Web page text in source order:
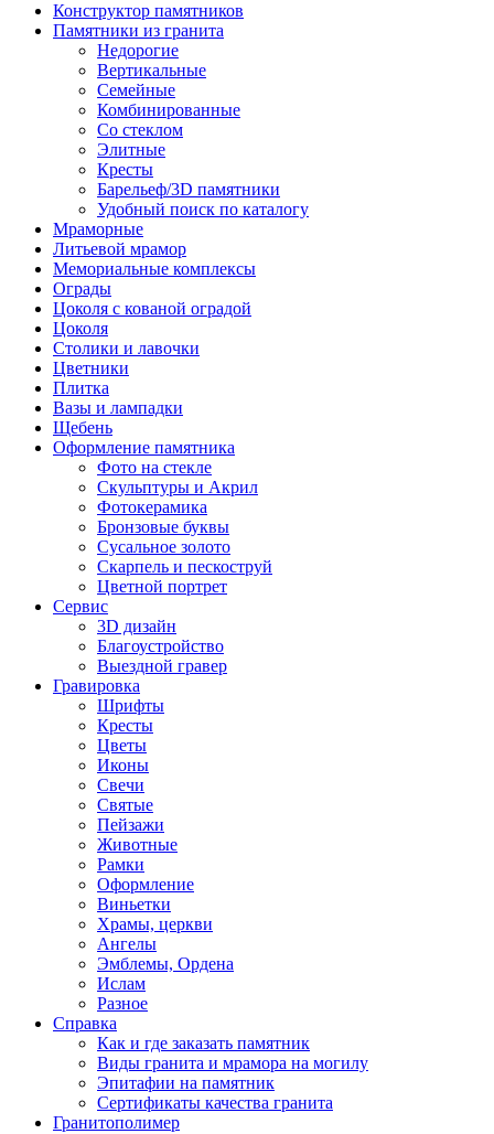
Конструктор памятников
Памятники из гранита
Недорогие
Вертикальные
Семейные
Комбинированные
Со стеклом
Элитные
Кресты
Барельеф/3D памятники
Удобный поиск по каталогу
Мраморные
Литьевой мрамор
Мемориальные комплексы
Ограды
Цоколя с кованой оградой
Цоколя
Столики и лавочки
Цветники
Плитка
Вазы и лампадки
Щебень
Оформление памятника
Фото на стекле
Скульптуры и Акрил
Фотокерамика
Бронзовые буквы
Сусальное золото
Скарпель и пескоструй
Цветной портрет
Сервис
3D дизайн
Благоустройство
Выездной гравер
Гравировка
Шрифты
Кресты
Цветы
Иконы
Свечи
Святые
Пейзажи
Животные
Рамки
Оформление
Виньетки
Храмы, церкви
Ангелы
Эмблемы, Ордена
Ислам
Разное
Справка
Как и где заказать памятник
Виды гранита и мрамора на могилу
Эпитафии на памятник
Сертификаты качества гранита
Гранитополимер